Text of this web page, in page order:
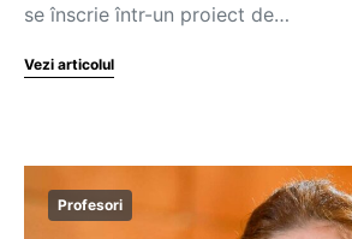
se înscrie într-un proiect de…
Vezi articolul
Profesori